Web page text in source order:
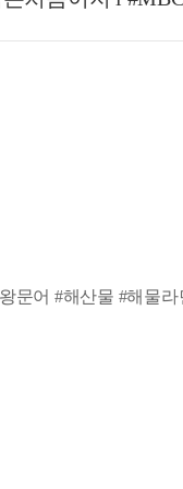
문어 #해산물 #해물